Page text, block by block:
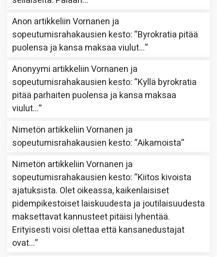
Anon artikkeliinVornanen ja
sopeutumisrahakausien kesto: “Byrokratia pitää
puolensa ja kansa maksaa viulut…”
Anonyymi artikkeliinVornanen ja
sopeutumisrahakausien kesto: “Kyllä byrokratia
pitää parhaiten puolensa ja kansa maksaa
viulut…”
Nimetön artikkeliinVornanen ja
sopeutumisrahakausien kesto: “Aikamoista”
Nimetön artikkeliinVornanen ja
sopeutumisrahakausien kesto: “Kiitos kivoista
ajatuksista. Olet oikeassa, kaikenlaisiset
pidempikestoiset laiskuudesta ja joutilaisuudesta
maksettavat kannusteet pitäisi lyhentää.
Erityisesti voisi olettaa että kansanedustajat
ovat…”